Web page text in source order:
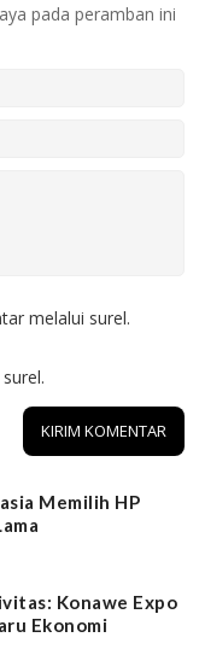
pada peramban ini
melalui surel.
Memilih HP
Konawe Expo
Ekonomi